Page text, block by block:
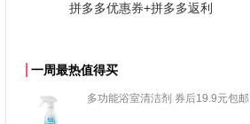
拼多多优惠券+拼多多返利
一周最热值得买
多功能浴室清洁剂 券后19.9元包邮